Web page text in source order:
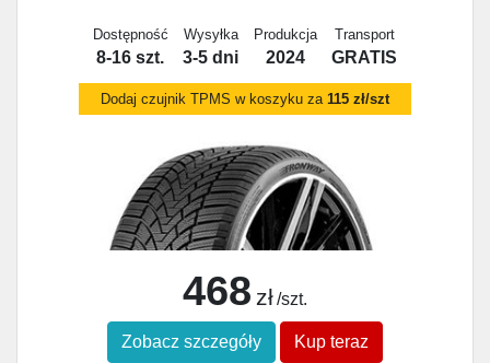
Dostępność
8-16 szt.
Wysyłka
3-5 dni
Produkcja
2024
Transport
GRATIS
Dodaj czujnik TPMS w koszyku za 115 zł/szt
468 zł /szt.
Zobacz szczegóły Kup teraz